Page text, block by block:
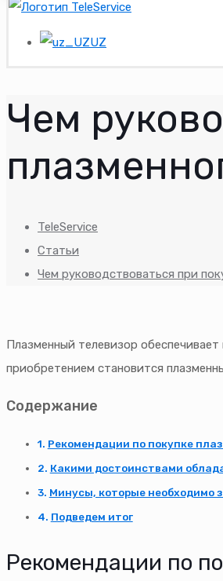
UZ
Чем
TeleService
Статьи
Чем руководствоваться при
Плазменный телевизор
приобретением становится
Содержание
Рекомендации по покупке
Какими достоинствами
Минусы, которые необходимо
Подведем итог
Рекомендации по